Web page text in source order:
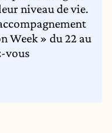
niveau de vie.
Week » du 22 au
vous